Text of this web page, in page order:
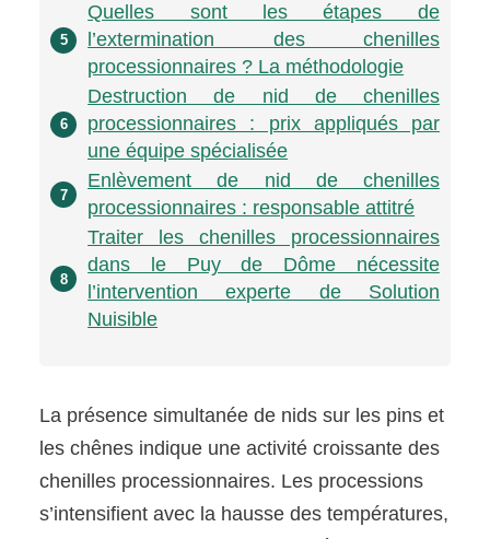
5
Quelles sont les étapes de
l’extermination des chenilles
processionnaires ? La méthodologie
6
Destruction de nid de chenilles
processionnaires : prix appliqués par
une équipe spécialisée
7
Enlèvement de nid de chenilles
processionnaires : responsable attitré
8
Traiter les chenilles processionnaires
dans le Puy de Dôme nécessite
l’intervention experte de Solution
Nuisible
La présence simultanée de nids sur les pins et
les chênes indique une activité croissante des
chenilles processionnaires. Les processions
s’intensifient avec la hausse des températures,